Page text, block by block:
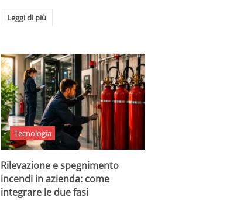
Leggi di più
Tecnologia
Rilevazione e spegnimento
incendi in azienda: come
integrare le due fasi